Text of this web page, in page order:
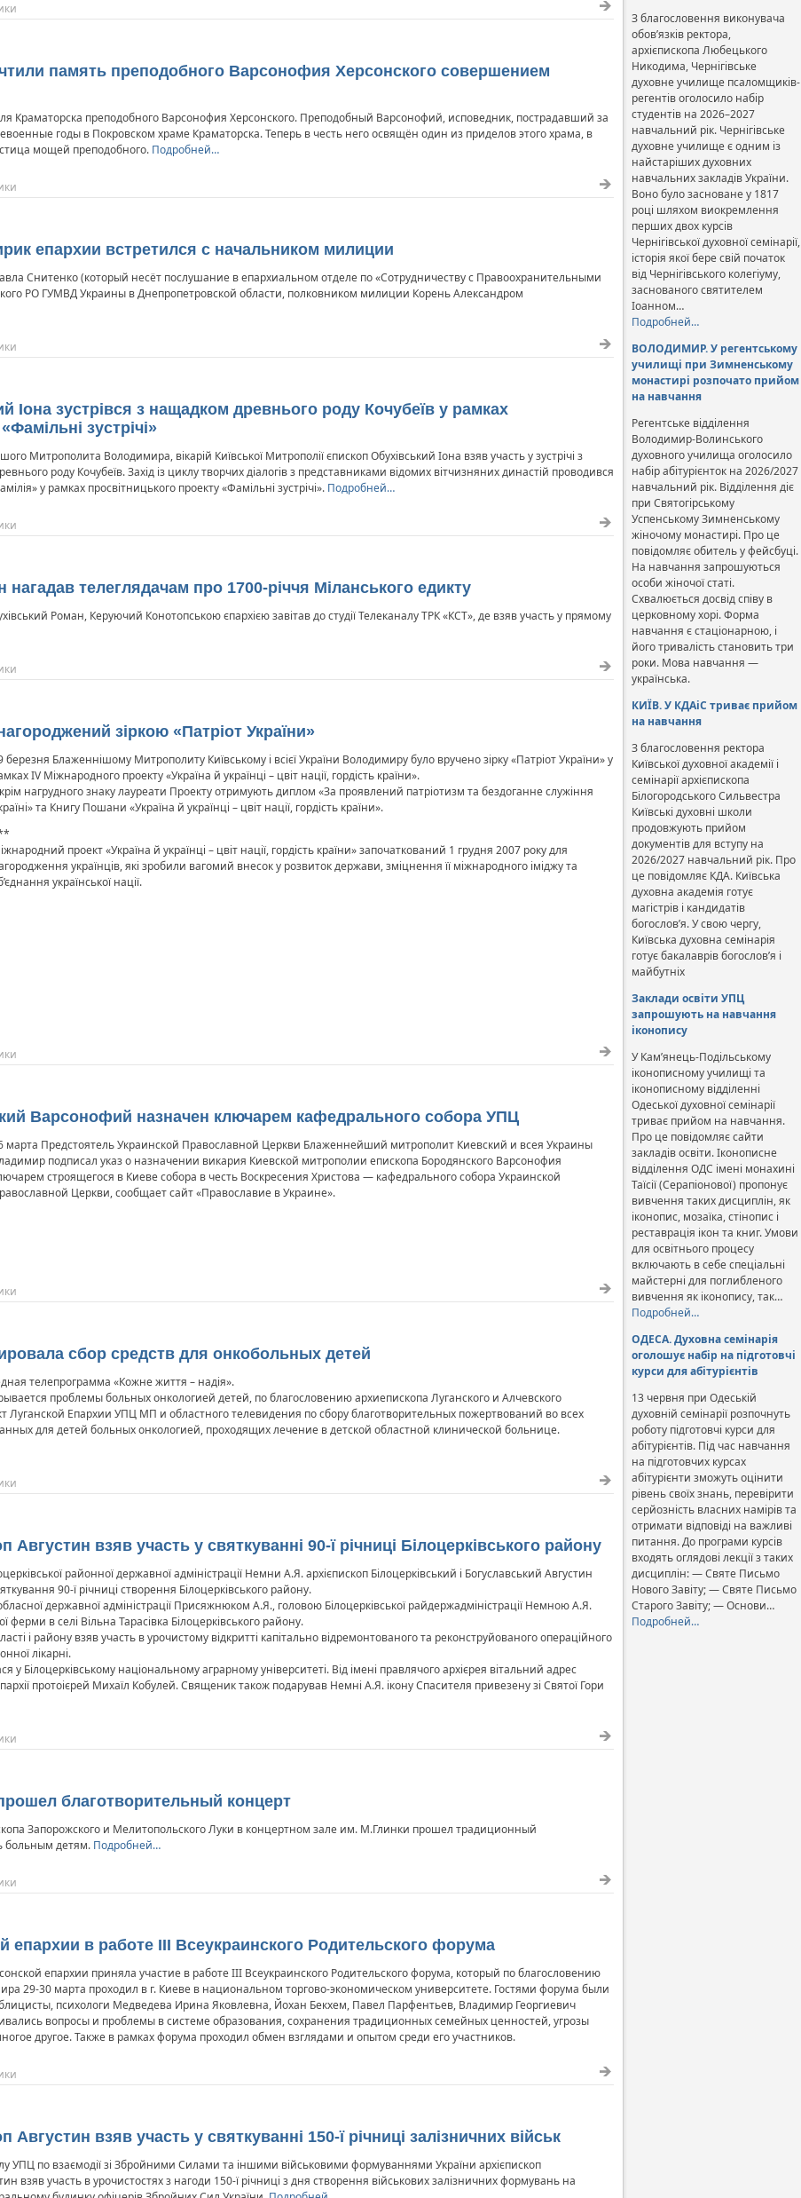
память преподобного Варсонофия Херсонского совершением
Краматорска преподобного Варсонофия Херсонского. Преподобный Варсонофий, исповедник, пострадавший за
годы в Покровском храме Краматорска. Теперь в честь него освящён один из приделов этого храма, в
мощей преподобного. Подробней…
епархии встретился с начальником милиции
Снитенко (который несёт послушание в епархиальном отделе по «Сотрудничеству с Правоохранительными
РО ГУМВД Украины в Днепропетровской области, полковником милиции Корень Александром
Іона зустрівся з нащадком древнього роду Кочубеїв у рамках
зустрічі»
Митрополита Володимира, вікарій Київської Митрополії єпископ Обухівський Іона взяв участь у зустрічі з
роду Кочубеїв. Захід із циклу творчих діалогів з представниками відомих вітчизняних династій проводився
у рамках просвітницького проекту «Фамільні зустрічі». Подробней…
телеглядачам про 1700-річчя Міланського едикту
Роман, Керуючий Конотопською єпархією завітав до студії Телеканалу ТРК «КСТ», де взяв участь у прямому
зіркою «Патріот України»
березня Блаженнішому Митрополиту Київському і всієї України Володимиру було вручено зірку «Патріот України» у
ІV Міжнародного проекту «Україна й українці – цвіт нації, гордість країни».
нагрудного знаку лауреати Проекту отримують диплом «За проявлений патріотизм та бездоганне служіння
та Книгу Пошани «Україна й українці – цвіт нації, гордість країни».
проект «Україна й українці – цвіт нації, гордість країни» започаткований 1 грудня 2007 року для
українців, які зробили вагомий внесок у розвиток держави, зміцнення її міжнародного іміджу та
української нації.
Варсонофий назначен ключарем кафедрального собора УПЦ
марта Предстоятель Украинской Православной Церкви Блаженнейший митрополит Киевский и всея Украины
подписал указ о назначении викария Киевской митрополии епископа Бородянского Варсонофия
строящегося в Киеве собора в честь Воскресения Христова — кафедрального собора Украинской
Церкви, сообщает сайт «Православие в Украине».
сбор средств для онкобольных детей
телепрограмма «Кожне життя – надія».
проблемы больных онкологией детей, по благословению архиепископа Луганского и Алчевского
Епархии УПЦ МП и областного телевидения по сбору благотворительных пожертвований во всех
для детей больных онкологией, проходящих лечение в детской областной клинической больнице.
взяв участь у святкуванні 90-ї річниці Білоцерківського району
районної державної адміністрації Немни А.Я. архієпископ Білоцерківський і Богуславський Августин
90-ї річниці створення Білоцерківського району.
державної адміністрації Присяжнюком А.Я., головою Білоцерківської райдержадміністрації Немною А.Я.
ферми в селі Вільна Тарасівка Білоцерківського району.
і району взяв участь в урочистому відкритті капітально відремонтованого та реконструйованого операційного
лікарні.
у Білоцерківському національному аграрному університеті. Від імені правлячого архієрея вітальний адрес
протоієрей Михаїл Кобулей. Священик також подарував Немні А.Я. ікону Спасителя привезену зі Святої Гори
благотворительный концерт
Запорожского и Мелитопольского Луки в концертном зале им. М.Глинки прошел традиционный
больным детям. Подробней…
епархии в работе ІІІ Всеукраинского Родительского форума
епархии приняла участие в работе ІІІ Всеукраинского Родительского форума, который по благословению
29-30 марта проходил в г. Киеве в национальном торгово-экономическом университете. Гостями форума были
психологи Медведева Ирина Яковлевна, Йохан Бекхем, Павел Парфентьев, Владимир Георгиевич
вопросы и проблемы в системе образования, сохранения традиционных семейных ценностей, угрозы
другое. Также в рамках форума проходил обмен взглядами и опытом среди его участников.
взяв участь у святкуванні 150-ї річниці залізничних військ
УПЦ по взаємодії зі Збройними Силами та іншими військовими формуваннями України архієпископ
взяв участь в урочистостях з нагоди 150-ї річниці з дня створення військових залізничних формувань на
З благословення виконувача
обов’язків ректора,
архієпископа Любецького
Никодима, Чернігівське
духовне училище псаломщиків-
регентів оголосило набір
студентів на 2026–2027
навчальний рік. Чернігівське
духовне училище є одним із
найстаріших духовних
навчальних закладів України.
Воно було засноване у 1817
році шляхом виокремлення
перших двох курсів
Чернігівської духовної семінарії,
історія якої бере свій початок
від Чернігівського колегіуму,
заснованого святителем
Іоанном…
Подробней…
ВОЛОДИМИР. У регентському
училищі при Зимненському
монастирі розпочато прийом
на навчання
Регентське відділення
Володимир-Волинського
духовного училища оголосило
набір абітурієнток на 2026/2027
навчальний рік. Відділення діє
при Святогірському
Успенському Зимненському
жіночому монастирі. Про це
повідомляє обитель у фейсбуці.
На навчання запрошуються
особи жіночої статі.
Схвалюється досвід співу в
церковному хорі. Форма
навчання є стаціонарною, і
його тривалість становить три
роки. Мова навчання —
українська.
КИЇВ. У КДАіС триває прийом
на навчання
З благословення ректора
Київської духовної академії і
семінарії архієпископа
Білогородського Сильвестра
Київські духовні школи
продовжують прийом
документів для вступу на
2026/2027 навчальний рік. Про
це повідомляє КДА. Київська
духовна академія готує
магістрів і кандидатів
богослов’я. У свою чергу,
Київська духовна семінарія
готує бакалаврів богослов’я і
майбутніх
Заклади освіти УПЦ
запрошують на навчання
іконопису
У Кам’янець-Подільському
іконописному училищі та
іконописному відділенні
Одеської духовної семінарії
триває прийом на навчання.
Про це повідомляє сайти
закладів освіти. Іконописне
відділення ОДС імені монахині
Таїсії (Серапіонової) пропонує
вивчення таких дисциплін, як
іконопис, мозаїка, стінопис і
реставрація ікон та книг. Умови
для освітнього процесу
включають в себе спеціальні
майстерні для поглибленого
вивчення як іконопису, так…
Подробней…
ОДЕСА. Духовна семінарія
оголошує набір на підготовчі
курси для абітурієнтів
13 червня при Одеській
духовній семінарії розпочнуть
роботу підготовчі курси для
абітурієнтів. Під час навчання
на підготовчих курсах
абітурієнти зможуть оцінити
рівень своїх знань, перевірити
серйозність власних намірів та
отримати відповіді на важливі
питання. До програми курсів
входять оглядові лекції з таких
дисциплін: — Святе Письмо
Нового Завіту; — Святе Письмо
Старого Завіту; — Основи…
Подробней…